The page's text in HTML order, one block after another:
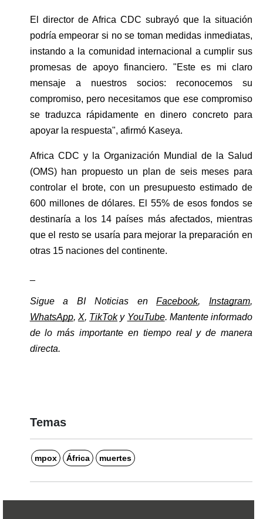
El director de Africa CDC subrayó que la situación
podría empeorar si no se toman medidas inmediatas,
instando a la comunidad internacional a cumplir sus
promesas de apoyo financiero. "Este es mi claro
mensaje a nuestros socios: reconocemos su
compromiso, pero necesitamos que ese compromiso
se traduzca rápidamente en dinero concreto para
apoyar la respuesta", afirmó Kaseya.
Africa CDC y la Organización Mundial de la Salud
(OMS) han propuesto un plan de seis meses para
controlar el brote, con un presupuesto estimado de
600 millones de dólares. El 55% de esos fondos se
destinaría a los 14 países más afectados, mientras
que el resto se usaría para mejorar la preparación en
otras 15 naciones del continente.
Sigue a BI Noticias en Facebook, Instagram,
WhatsApp, X, TikTok y YouTube. Mantente informado
de lo más importante en tiempo real y de manera
directa.
Temas
mpox África muertes